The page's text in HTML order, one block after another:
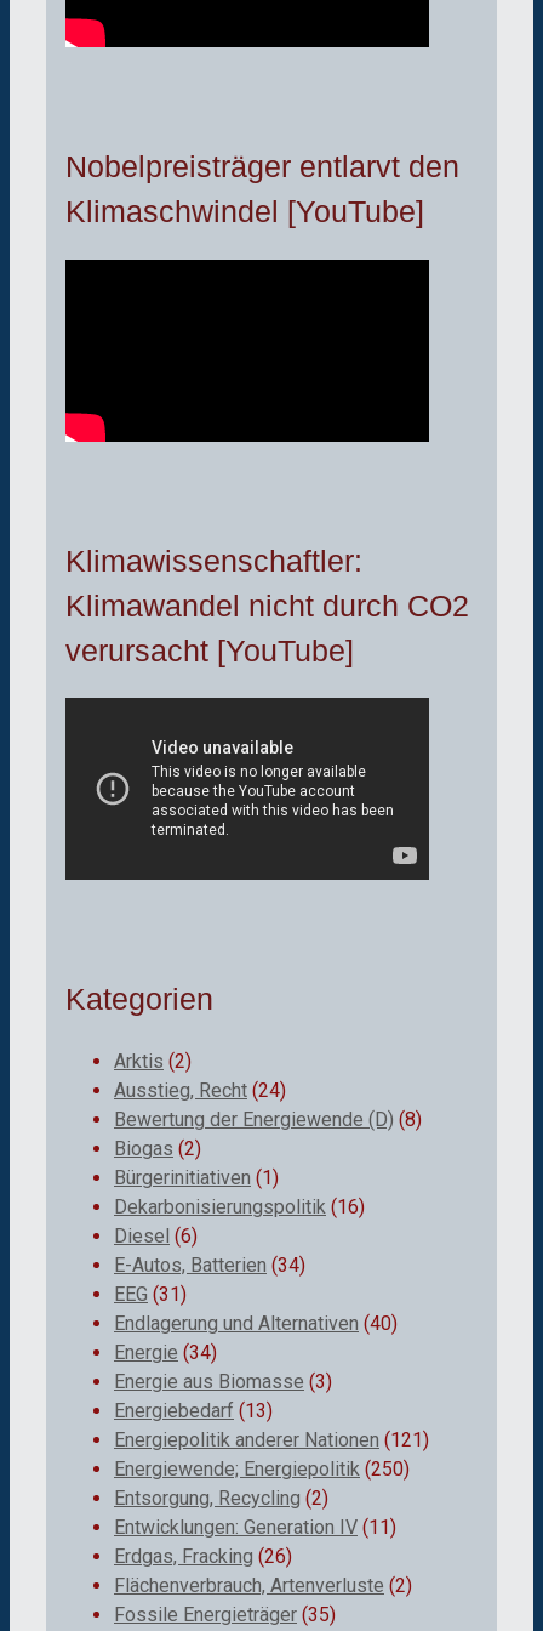
Nobelpreisträger entlarvt den
Klimaschwindel [YouTube]
Klimawissenschaftler:
Klimawandel nicht durch CO2
verursacht [YouTube]
Kategorien
Arktis (2)
Ausstieg, Recht (24)
Bewertung der Energiewende (D) (8)
Biogas (2)
Bürgerinitiativen (1)
Dekarbonisierungspolitik (16)
Diesel (6)
E-Autos, Batterien (34)
EEG (31)
Endlagerung und Alternativen (40)
Energie (34)
Energie aus Biomasse (3)
Energiebedarf (13)
Energiepolitik anderer Nationen (121)
Energiewende; Energiepolitik (250)
Entsorgung, Recycling (2)
Entwicklungen: Generation IV (11)
Erdgas, Fracking (26)
Flächenverbrauch, Artenverluste (2)
Fossile Energieträger (35)